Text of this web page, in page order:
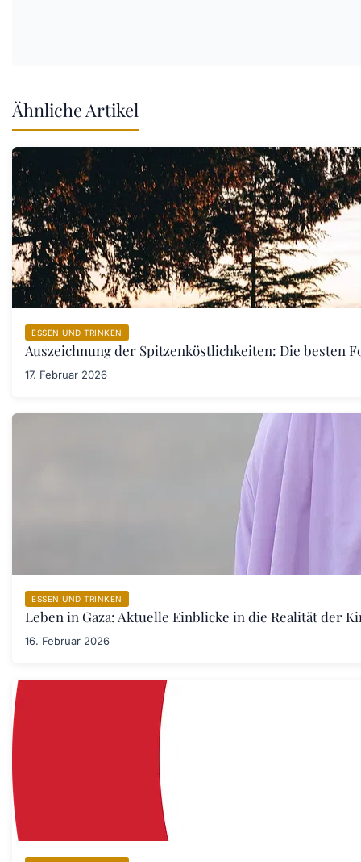
Ähnliche Artikel
ESSEN UND TRINKEN
Auszeichnung der Spitzenköstlichkeiten: Die besten
17. Februar 2026
ESSEN UND TRINKEN
Leben in Gaza: Aktuelle Einblicke in die Realität der
16. Februar 2026